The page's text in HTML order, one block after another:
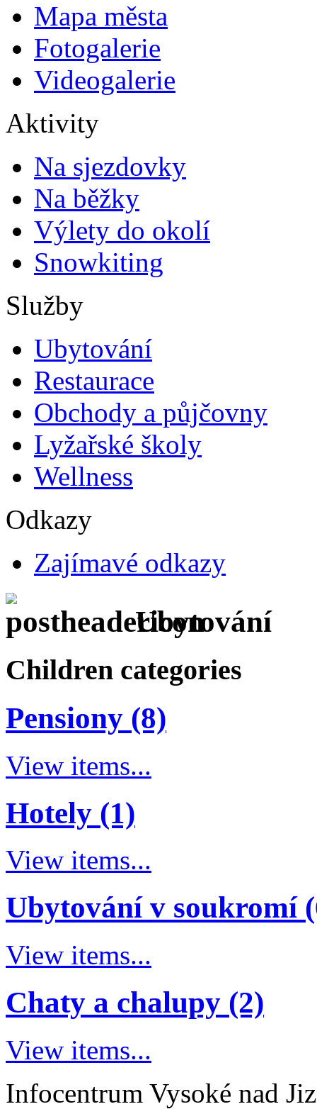
Mapa města
Fotogalerie
Videogalerie
Aktivity
Na sjezdovky
Na běžky
Výlety do okolí
Snowkiting
Služby
Ubytování
Restaurace
Obchody a půjčovny
Lyžařské školy
Wellness
Odkazy
Zajímavé odkazy
Ubytování
Children categories
Pensiony (8)
View items...
Hotely (1)
View items...
Ubytování v soukromí
View items...
Chaty a chalupy (2)
View items...
Infocentrum Vysoké nad